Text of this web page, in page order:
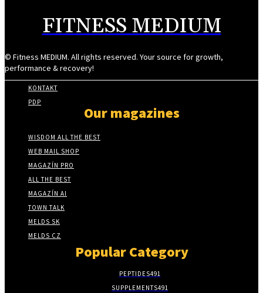
FITNESS MEDIUM
© Fitness MEDIUM. All rights reserved. Your source for growth,
performance & recovery!
KONTAKT
PDP
Our magazines
WISDOM ALL THE BEST
WEB MAIL SHOP
MAGAZÍN PRO
ALL THE BEST
MAGAZÍN AI
TOWN TALK
MELDS SK
MELDS CZ
Popular Category
PEPTIDES491
SUPPLEMENTS491